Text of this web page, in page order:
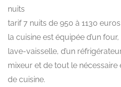
nuits
tarif 7 nuits de 950 à 1130
la cuisine est équipée d’un
lave-vaisselle, d’un
mixeur et de tout le nécessaire
de cuisine.